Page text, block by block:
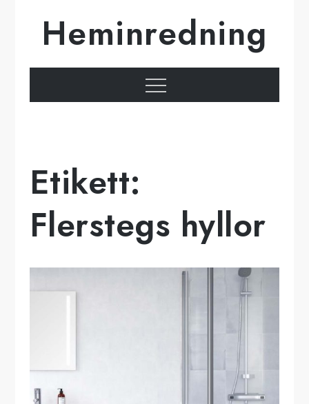
Heminredning
Meny
Etikett:
Flerstegs hyllor